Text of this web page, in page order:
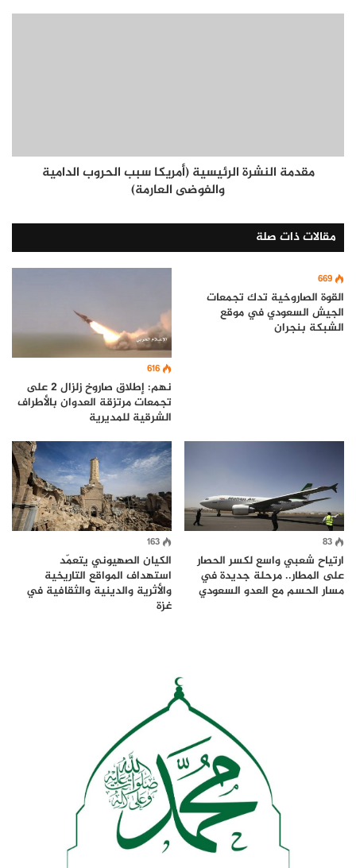
مقدمة النشرة الرئيسية (أمريكا سبب الحروب الدامية
والفوضى العارمة)
مقالات ذات صلة
669
القوة الصاروخية تدك تجمعات
الجيش السعودي في موقع
الشبكة بنجران
616
نهم: إطلاق صاروخ زلزال 2 على
تجمعات مرتزقة العدوان بالأطراف
الشرقية للمديرية
83
ارتياح شعبي واسع لكسر الحصار
على المطار.. مرحلة جديدة في
مسار الحسم مع العدو السعودي
163
الكيان الصهيوني يتعمّد
استهداف المواقع التاريخية
والأثرية والدينية والثقافية في
غزة